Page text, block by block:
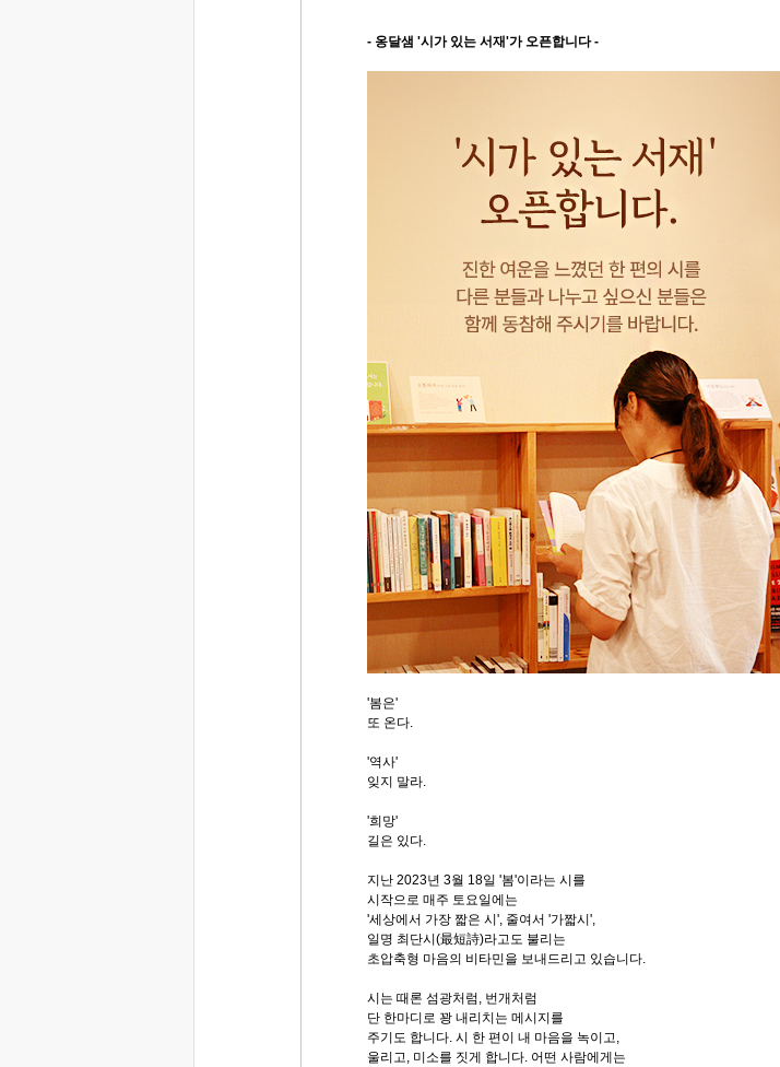
- 옹달샘 '시가 있는 서재'가 오픈합니다 -
'봄은'
또 온다.
'역사'
잊지 말라.
'희망'
길은 있다.
지난 2023년 3월 18일 '봄'이라는 시를
시작으로 매주 토요일에는
'세상에서 가장 짧은 시', 줄여서 '가짧시',
일명 최단시(最短詩)라고도 불리는
초압축형 마음의 비타민을 보내드리고 있습니다.
시는 때론 섬광처럼, 번개처럼
단 한마디로 꽝 내리치는 메시지를
주기도 합니다. 시 한 편이 내 마음을 녹이고,
울리고, 미소를 짓게 합니다. 어떤 사람에게는